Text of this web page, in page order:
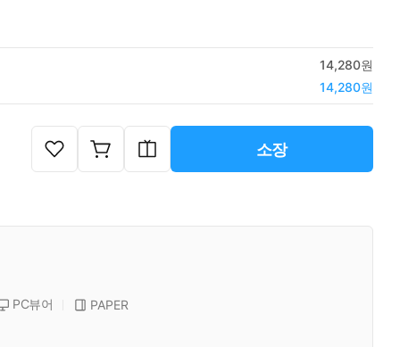
14,280원
14,280원
소장
PC뷰어
PAPER